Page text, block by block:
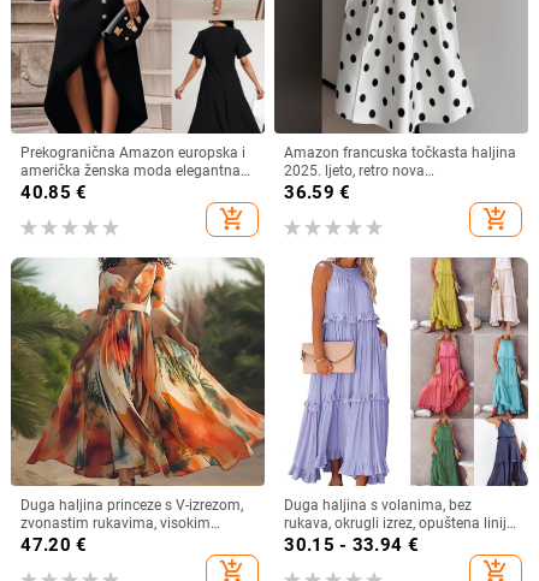
Prekogranična Amazon europska i
američka ženska moda elegantna
nepravilna haljina s ukrasom od
40.85 €
add_shopping_cart
Amazon francuska točkasta haljina
2025. ljeto, retro nova
temperamentna uska suknja za
36.59 €
add_shopping_cart
Duga haljina princeze s V-izrezom,
zvonastim rukavima, visokim
strukom, geometrijski uzorak,
47.20 €
add_shopping_cart
Duga haljina s volanima, bez
rukava, okrugli izrez, opuštena linija
struka, poliester‑spandeks,
30.15 - 33.94 €
add_shopping_cart